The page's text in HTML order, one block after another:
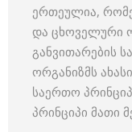
ერთეულია,
და ცხოველური
განვითარების
ორგანიზმს
საერთო
პრინციპი მათი